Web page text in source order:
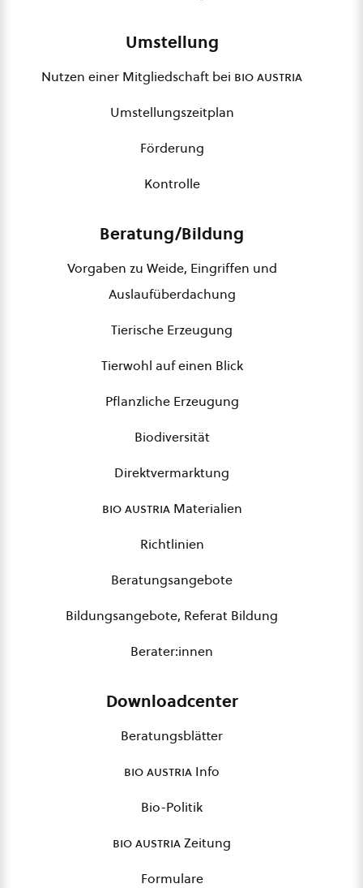
Umstellung
Nutzen einer Mitgliedschaft bei bio austria
Umstellungszeitplan
Förderung
Kontrolle
Beratung/Bildung
Vorgaben zu Weide, Eingriffen und
Auslaufüberdachung
Tierische Erzeugung
Tierwohl auf einen Blick
Pflanzliche Erzeugung
Biodiversität
Direktvermarktung
bio austriaMaterialien
Richtlinien
Beratungsangebote
Bildungsangebote, Referat Bildung
Berater:innen
Downloadcenter
Beratungsblätter
bio austria Info
Bio-Politik
bio austriaZeitung
Formulare